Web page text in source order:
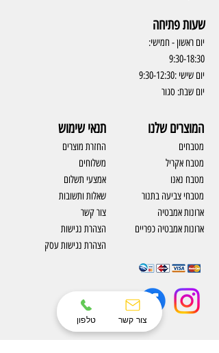
שעות פתיחה
יום ראשון - חמישי:
9:30-18:30
יום שישי :9:30-12:30
יום שבת: סגור
תנאי שימוש
החזרת מוצרים
משלוחים
אמצעי תשלום
שאלות ותשובות
צור קשר
​הצהרת נגישות
הצהרת נגישות עסק
המוצרים שלנו
מטבחים
מטבח אקריל
מטבח נאנו
מטבחי צביעה בתנור
ארונות אמבטיה
ארונות אמבטיה כפריים
טלפון צור קשר